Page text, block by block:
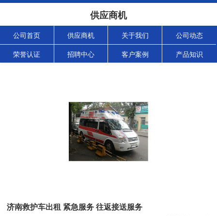
供应商机
公司首页 供应商机 关于我们 公司动态
荣誉认证 招聘中心 客户案例 产品知识
济南救护车出租 紧急服务 往返接送服务